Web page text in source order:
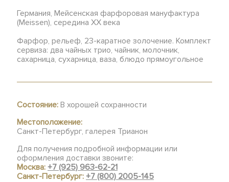
Германия, Мейсенская фарфоровая мануфактура
(Meissen), середина XX века
Фарфор, рельеф, 23-каратное золочение. Комплект
сервиза: два чайных трио, чайник, молочник,
сахарница, сухарница, ваза, блюдо прямоугольное
Состояние: В хорошей сохранности
Местоположение:
Санкт-Петербург, галерея Трианон
Для получения подробной информации или
оформления доставки звоните:
Москва:+7 (925) 963-62-21
Санкт-Петербург:+7 (800) 2005-145